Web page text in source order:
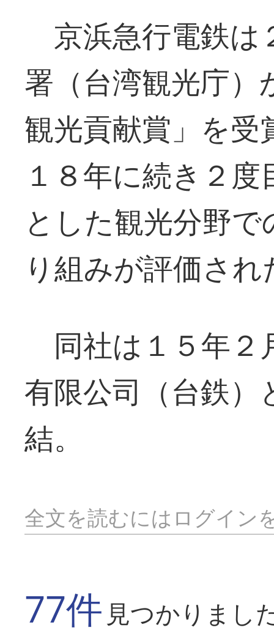
京浜急行電鉄は
署（台湾観光庁）
観光貢献賞」を
１８年に続き２
とした観光分野
り組みが評価され
同社は１５年２
有限公司（台鉄）
結。
全文を読むにはログイン
77件 見つかりまし